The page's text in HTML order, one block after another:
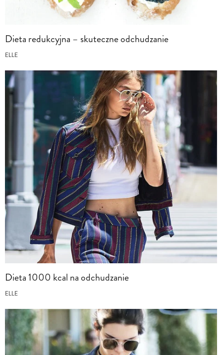
Dieta redukcyjna – skuteczne odchudzanie
ELLE
Dieta 1000 kcal na odchudzanie
ELLE